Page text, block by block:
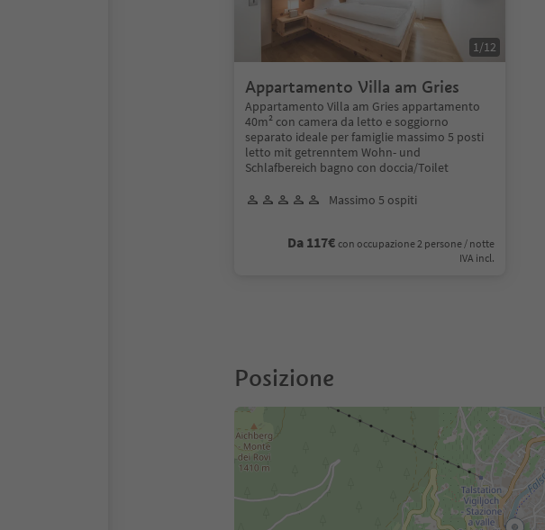
Appartamento Villa am Gries
Appartamento Villa am Gries appartamento
40m² con camera da letto e soggiorno
separato ideale per famiglie massimo 5 posti
letto mit getrenntem Wohn- und
Schlafbereich bagno con doccia/Toilet
Massimo 5 ospiti
Da 117€ con occupazione 2 persone / notte
IVA incl.
1 /12
Posizione